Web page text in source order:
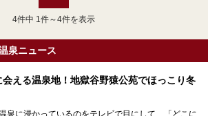
4件中 1件～4件を表示
泉ニュース
会える温泉地！地獄谷野猿公苑でほっこり冬
泉に浸かっているのをテレビで目にして、「どこに